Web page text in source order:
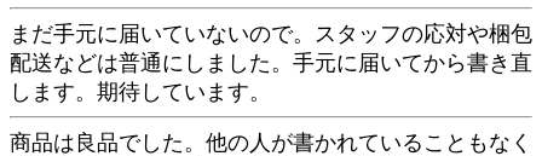
まだ手元に届いていないので。スタッフの応対や梱包
配送などは普通にしました。手元に届いてから書き直
します。期待しています。
商品は良品でした。他の人が書かれていることもなく